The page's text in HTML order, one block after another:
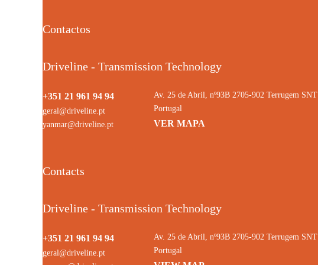
Contactos
Driveline - Transmission Technology
+351 21 961 94 94
geral@driveline.pt
yanmar@driveline.pt
Av. 25 de Abril, nº93B 2705-902 Terrugem SNT
Portugal
VER MAPA
Contacts
Driveline - Transmission Technology
+351 21 961 94 94
geral@driveline.pt
Av. 25 de Abril, nº93B 2705-902 Terrugem SNT
Portugal